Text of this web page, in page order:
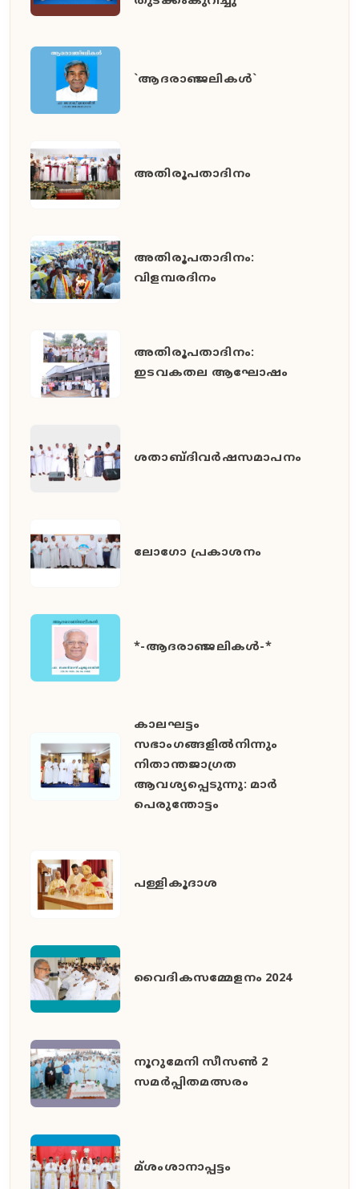
`ആദരാഞ്ജലികൾ`
അതിരൂപതാദിനം
അതിരൂപതാദിനം:
വിളമ്പരദിനം
അതിരൂപതാദിനം:
ഇടവകതല ആഘോഷം
ശതാബ്ദിവർഷസമാപനം
ലോഗോ പ്രകാശനം
*-ആദരാഞ്ജലികൾ-*
കാലഘട്ടം
സഭാംഗങ്ങളിൽനിന്നും
നിതാന്തജാഗ്രത
ആവശ്യപ്പെടുന്നു: മാർ
പെരുന്തോട്ടം
പള്ളികൂദാശ
വൈദികസമ്മേളനം 2024
നൂറുമേനി സീസൺ 2
സമർപ്പിതമത്സരം
മ്ശംശാനാപ്പട്ടം